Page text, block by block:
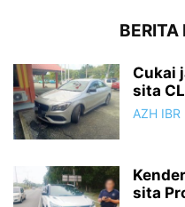
BERITA
Cukai
sita
AZH IBR
sita